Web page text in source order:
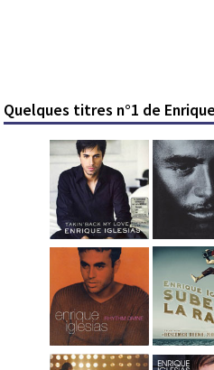
Quelques titres n°1 de